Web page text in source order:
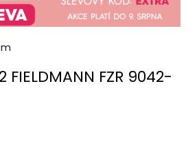
FIELDMANN FZR 9042-